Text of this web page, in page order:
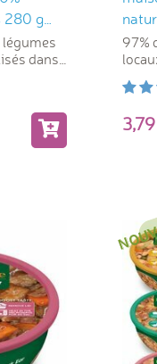
280 g
légumes
dans
97%